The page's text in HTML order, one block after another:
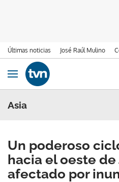
Últimas noticias José Raúl Mulino
Ir al contenido
Obrir navegació
Asia
Un poderoso
hacia el oeste de
afectado por